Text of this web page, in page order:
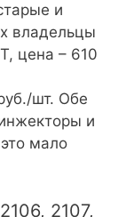
и
владельцы
цена – 610
шт. Обе
и
мало
2107,